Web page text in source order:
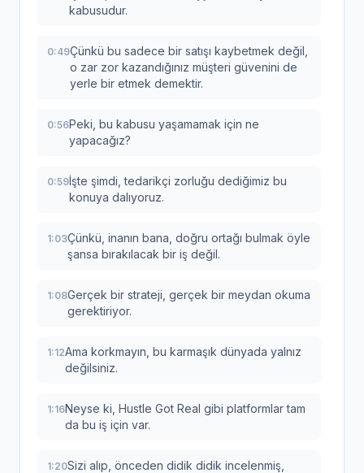
kabusudur.
0:49Çünkü bu sadece bir satışı kaybetmek değil,
o zar zor kazandığınız müşteri güvenini de
yerle bir etmek demektir.
0:56Peki, bu kabusu yaşamamak için ne
yapacağız?
0:59İşte şimdi, tedarikçi zorluğu dediğimiz bu
konuya dalıyoruz.
1:03Çünkü, inanın bana, doğru ortağı bulmak öyle
şansa bırakılacak bir iş değil.
1:08Gerçek bir strateji, gerçek bir meydan okuma
gerektiriyor.
1:12Ama korkmayın, bu karmaşık dünyada yalnız
değilsiniz.
1:16Neyse ki, Hustle Got Real gibi platformlar tam
da bu iş için var.
1:20Sizi alıp, önceden didik didik incelenmiş,